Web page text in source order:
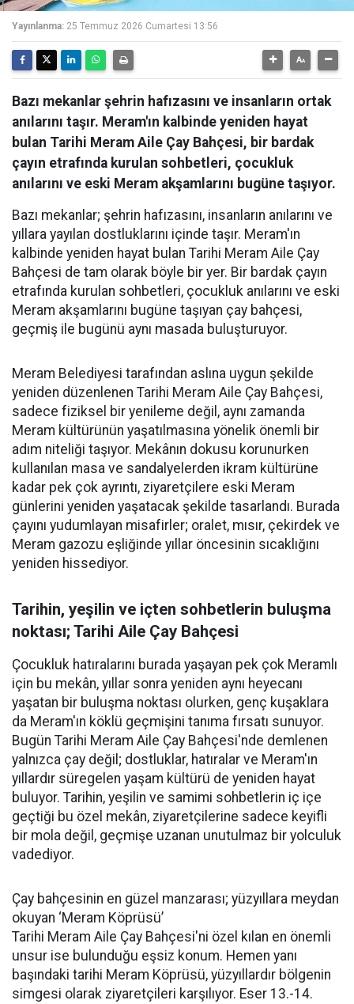
Yayınlanma: 25 Temmuz 2026 Cumartesi 13:56
Bazı mekanlar şehrin hafızasını ve insanların ortak
anılarını taşır. Meram'ın kalbinde yeniden hayat
bulan Tarihi Meram Aile Çay Bahçesi, bir bardak
çayın etrafında kurulan sohbetleri, çocukluk
anılarını ve eski Meram akşamlarını bugüne taşıyor.
Bazı mekanlar; şehrin hafızasını, insanların anılarını ve
yıllara yayılan dostluklarını içinde taşır. Meram'ın
kalbinde yeniden hayat bulan Tarihi Meram Aile Çay
Bahçesi de tam olarak böyle bir yer. Bir bardak çayın
etrafında kurulan sohbetleri, çocukluk anılarını ve eski
Meram akşamlarını bugüne taşıyan çay bahçesi,
geçmiş ile bugünü aynı masada buluşturuyor.
Meram Belediyesi tarafından aslına uygun şekilde
yeniden düzenlenen Tarihi Meram Aile Çay Bahçesi,
sadece fiziksel bir yenileme değil, aynı zamanda
Meram kültürünün yaşatılmasına yönelik önemli bir
adım niteliği taşıyor. Mekânın dokusu korunurken
kullanılan masa ve sandalyelerden ikram kültürüne
kadar pek çok ayrıntı, ziyaretçilere eski Meram
günlerini yeniden yaşatacak şekilde tasarlandı. Burada
çayını yudumlayan misafirler; oralet, mısır, çekirdek ve
Meram gazozu eşliğinde yıllar öncesinin sıcaklığını
yeniden hissediyor.
Tarihin, yeşilin ve içten sohbetlerin buluşma
noktası; Tarihi Aile Çay Bahçesi
Çocukluk hatıralarını burada yaşayan pek çok Meramlı
için bu mekân, yıllar sonra yeniden aynı heyecanı
yaşatan bir buluşma noktası olurken, genç kuşaklara
da Meram'ın köklü geçmişini tanıma fırsatı sunuyor.
Bugün Tarihi Meram Aile Çay Bahçesi'nde demlenen
yalnızca çay değil; dostluklar, hatıralar ve Meram'ın
yıllardır süregelen yaşam kültürü de yeniden hayat
buluyor. Tarihin, yeşilin ve samimi sohbetlerin iç içe
geçtiği bu özel mekân, ziyaretçilerine sadece keyifli
bir mola değil, geçmişe uzanan unutulmaz bir yolculuk
vadediyor.
Çay bahçesinin en güzel manzarası; yüzyıllara meydan
okuyan ‘Meram Köprüsü’
Tarihi Meram Aile Çay Bahçesi'ni özel kılan en önemli
unsur ise bulunduğu eşsiz konum. Hemen yanı
başındaki tarihi Meram Köprüsü, yüzyıllardır bölgenin
simgesi olarak ziyaretçileri karşılıyor. Eser 13.-14.